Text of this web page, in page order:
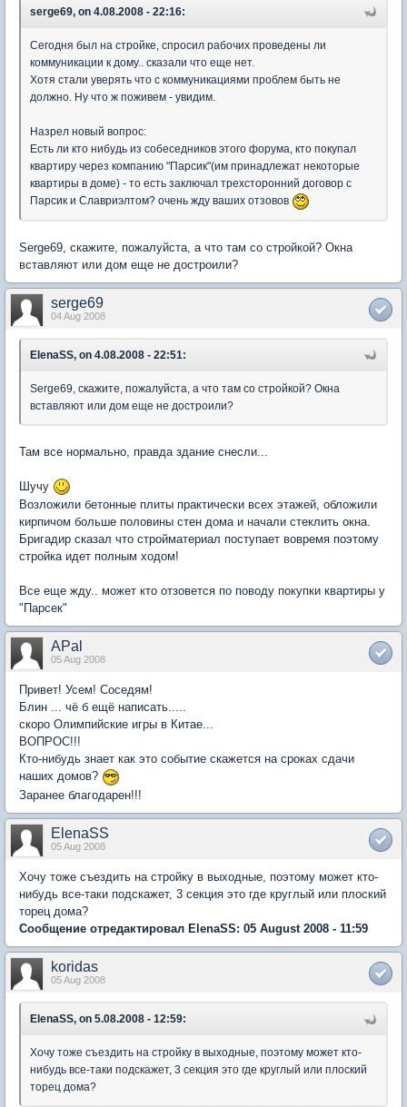
serge69, on 4.08.2008 - 22:16:
Сегодня был на стройке, спросил рабочих проведены ли
коммуникации к дому.. сказали что еще нет.
Хотя стали уверять что с коммуникациями проблем быть не
должно. Ну что ж поживем - увидим.
Назрел новый вопрос:
Есть ли кто нибудь из собеседников этого форума, кто покупал
квартиру через компанию "Парсик"(им принадлежат некоторые
квартиры в доме) - то есть заключал трехсторонний договор с
Парсик и Славриэлтом? очень жду ваших отзовов
Serge69, скажите, пожалуйста, а что там со стройкой? Окна
вставляют или дом еще не достроили?
serge69
04 Aug 2008
ElenaSS, on 4.08.2008 - 22:51:
Serge69, скажите, пожалуйста, а что там со стройкой? Окна
вставляют или дом еще не достроили?
Там все нормально, правда здание снесли...
Шучу
Возложили бетонные плиты практически всех этажей, обложили
кирпичом больше половины стен дома и начали стеклить окна.
Бригадир сказал что стройматериал поступает вовремя поэтому
стройка идет полным ходом!
Все еще жду.. может кто отзовется по поводу покупки квартиры у
"Парсек"
APal
05 Aug 2008
Привет! Усем! Соседям!
Блин ... чё б ещё написать.....
скоро Олимпийские игры в Китае...
ВОПРОС!!!
Кто-нибудь знает как это событие скажется на сроках сдачи
наших домов?
Заранее благодарен!!!
ElenaSS
05 Aug 2008
Хочу тоже съездить на стройку в выходные, поэтому может кто-
нибудь все-таки подскажет, 3 секция это где круглый или плоский
торец дома?
Сообщение отредактировал ElenaSS: 05 August 2008 - 11:59
koridas
05 Aug 2008
ElenaSS, on 5.08.2008 - 12:59:
Хочу тоже съездить на стройку в выходные, поэтому может кто-
нибудь все-таки подскажет, 3 секция это где круглый или плоский
торец дома?